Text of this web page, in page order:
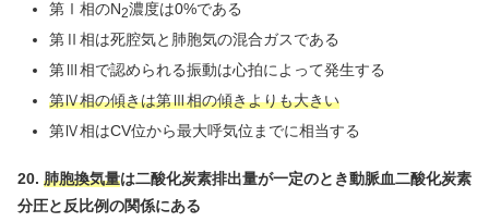
第Ⅰ相のN2濃度は0%である
第Ⅱ相は死腔気と肺胞気の混合ガスである
第Ⅲ相で認められる振動は心拍によって発生する
第Ⅳ相の傾きは第Ⅲ相の傾きよりも大きい
第Ⅳ相はCV位から最大呼気位までに相当する
20. 肺胞換気量は二酸化炭素排出量が一定のとき動脈血二酸化炭素
分圧と反比例の関係にある